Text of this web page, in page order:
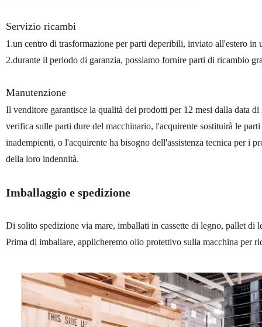
Servizio ricambi
1.un centro di trasformazione per parti deperibili, inviato all'estero in
2.durante il periodo di garanzia, possiamo fornire parti di ricambio
Manutenzione
Il venditore garantisce la qualità dei prodotti per 12 mesi dalla data
verifica sulle parti dure del macchinario, l'acquirente sostituirà le
inadempienti, o l'acquirente ha bisogno dell'assistenza tecnica per i
della loro indennità.
Imballaggio e spedizione
Di solito spedizione via mare, imballati in cassette di legno, pallet di
Prima di imballare, applicheremo olio protettivo sulla macchina per